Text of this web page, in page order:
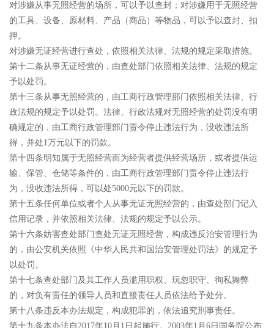
对涉嫌从事无照经营的场所，可以予以查封；对涉嫌用于无照经营
的工具、设备、原材料、产品（商品）等物品，可以予以查封、扣
押。
对涉嫌无证经营进行查处，依照相关法律、法规的规定采取措施。
第十二条从事无证经营的，由查处部门依照相关法律、法规的规定
予以处罚。
第十三条从事无照经营的，由工商行政管理部门依照相关法律、行
政法规的规定予以处罚。法律、行政法规对无照经营的处罚没有明
确规定的，由工商行政管理部门责令停止违法行为，没收违法所
得，并处1万元以下的罚款。
第十四条明知属于无照经营而为经营者提供经营场所，或者提供运
输、保管、仓储等条件的，由工商行政管理部门责令停止违法行
为，没收违法所得，可以处5000元以下的罚款。
第十五条任何单位或者个人从事无证无照经营的，由查处部门记入
信用记录，并依照相关法律、法规的规定予以公示。
第十六条妨害查处部门查处无证无照经营，构成违反治安管理行为
的，由公安机关依照《中华人民共和国治安管理处罚法》的规定予
以处罚。
第十七条查处部门及其工作人员滥用职权、玩忽职守、徇私舞弊
的，对负有责任的领导人员和直接责任人员依法给予处分。
第十八条违反本办法规定，构成犯罪的，依法追究刑事责任。
第十九条本办法自2017年10月1日起施行。2003年1月6日国务院公布